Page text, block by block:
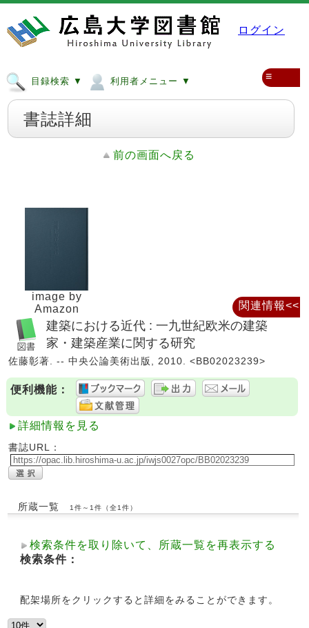
ログイン
目録検索 ▼ 利用者メニュー ▼ ≡
書誌詳細
前の画面へ戻る
image by
Amazon
建築における近代 : 一九世紀欧米の建築
家・建築産業に関する研究
佐藤彰著. -- 中央公論美術出版, 2010. <BB02023239>
便利機能：
詳細情報を見る
書誌URL：
所蔵一覧 1件～1件（全1件）
検索条件を取り除いて、所蔵一覧を再表示する
検索条件：
配架場所をクリックすると詳細をみることができます。
関連情報<<